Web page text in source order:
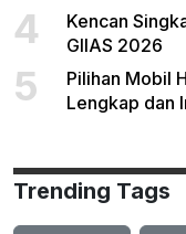
4
Kencan
GIIAS 2026
5
Pilihan Mobil
Lengkap dan
Trending Tags